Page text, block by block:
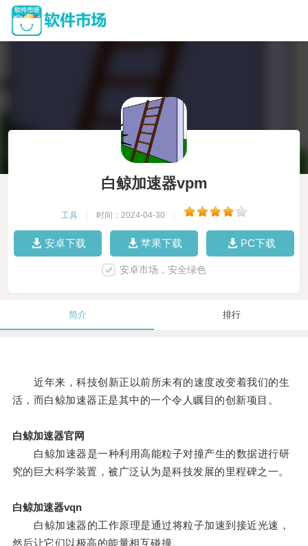
白鲸加速器vpm
工具 时间：2024-04-30
安卓下载 苹果下载 PC下载
安卓市场，安全绿色
简介 排行
近年来，科技创新正以前所未有的速度改变着我们的生
活，而白鲸加速器正是其中的一个令人瞩目的创新项目。
白鲸加速器官网
白鲸加速器是一种利用高能粒子对撞产生的数据进行研
究的巨大科学装置，被广泛认为是科技发展的里程碑之一。
白鲸加速器vqn
白鲸加速器的工作原理是通过将粒子加速到接近光速，
然后让它们以极高的能量相互碰撞。